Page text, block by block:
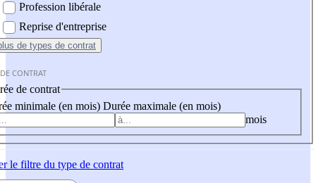
Profession libérale
Reprise d'entreprise
de types de contrat
CONTRAT
de contrat
minimale (en mois) Durée maximale (en mois)
mois
le filtre du type de contrat